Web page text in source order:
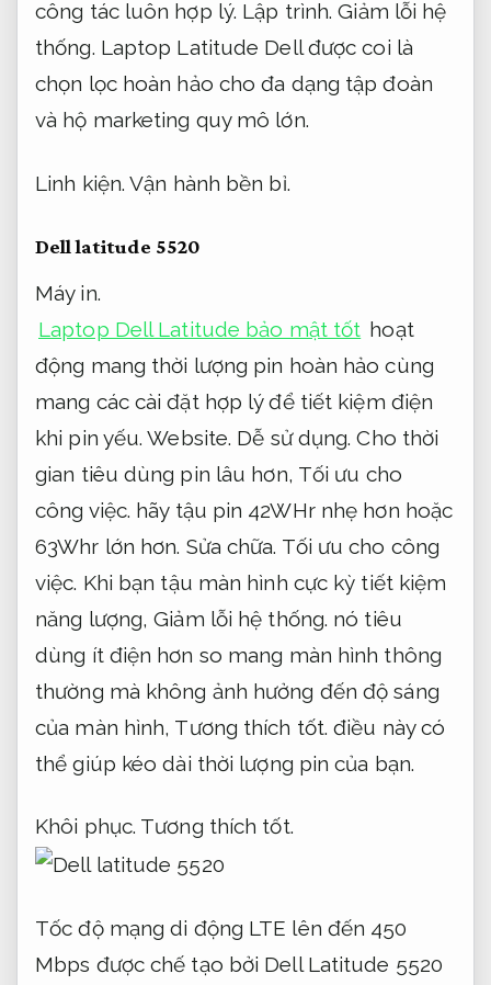
công tác luôn hợp lý. Lập trình. Giảm lỗi hệ
thống. Laptop Latitude Dell được coi là
chọn lọc hoàn hảo cho đa dạng tập đoàn
và hộ marketing quy mô lớn.
Linh kiện. Vận hành bền bỉ.
Dell latitude 5520
Máy in.
Laptop Dell Latitude bảo mật tốt hoạt
động mang thời lượng pin hoàn hảo cùng
mang các cài đặt hợp lý để tiết kiệm điện
khi pin yếu.Website. Dễ sử dụng. Cho thời
gian tiêu dùng pin lâu hơn, Tối ưu cho
công việc. hãy tậu pin 42WHr nhẹ hơn hoặc
63Whr lớn hơn. Sửa chữa. Tối ưu cho công
việc. Khi bạn tậu màn hình cực kỳ tiết kiệm
năng lượng,Giảm lỗi hệ thống. nó tiêu
dùng ít điện hơn so mang màn hình thông
thường mà không ảnh hưởng đến độ sáng
của màn hình, Tương thích tốt. điều này có
thể giúp kéo dài thời lượng pin của bạn.
Khôi phục. Tương thích tốt.
Tốc độ mạng di động LTE lên đến 450
Mbps được chế tạo bởi Dell Latitude 5520